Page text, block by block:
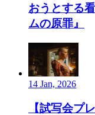
おうとする
ムの原罪』
14 Jan, 2026
【試写会プ